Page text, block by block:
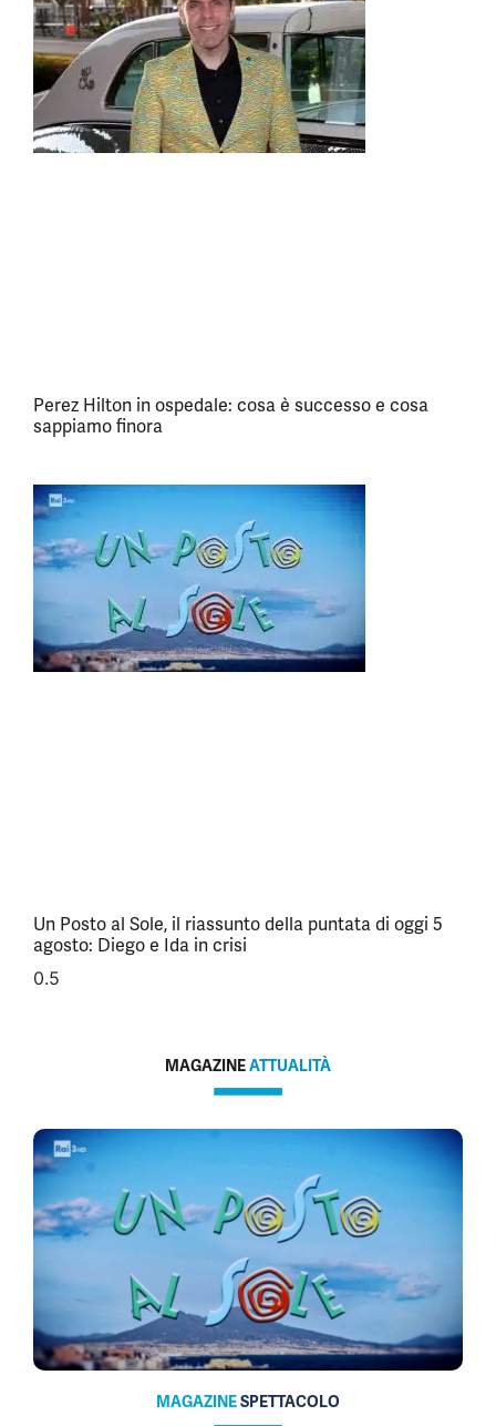
Perez Hilton in ospedale: cosa è successo e cosa
sappiamo finora
Un Posto al Sole, il riassunto della puntata di oggi 5
agosto: Diego e Ida in crisi
MAGAZINEATTUALITÀ
MAGAZINESPETTACOLO